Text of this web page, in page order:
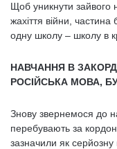
Щоб уникнути зайвого
жахіття війни,
одну школу – школу в
НАВЧАННЯ В
РОСІЙСЬКА МОВА,
Знову звернемося до
перебувають за
зазначили як